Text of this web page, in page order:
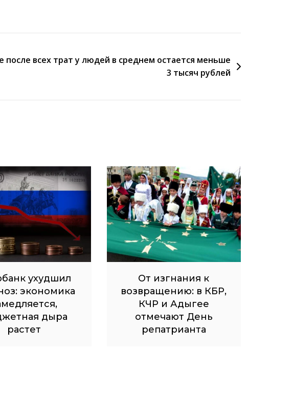
после всех трат у людей в среднем остается меньше
3 тысяч рублей
ухудшил
экономика
дыра
растет
От изгнания к
возвращению: в КБР,
КЧР и Адыгее
отмечают День
репатрианта